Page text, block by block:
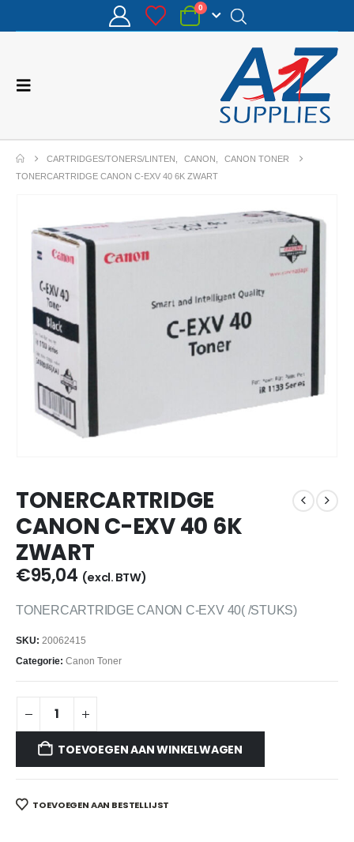
0
CARTRIDGES/TONERS/LINTEN CANON
CANON TONER
TONERCARTRIDGE CANON C-EXV 40 6K ZWART
TONERCARTRIDGE
CANON C-EXV 40 6K
ZWART
€95,04 (excl. BTW)
TONERCARTRIDGE CANON C-EXV 40( /STUKS)
SKU: 20062415
Categorie: Canon Toner
TOEVOEGEN AAN WINKELWAGEN
TOEVOEGEN AAN BESTELLIJST